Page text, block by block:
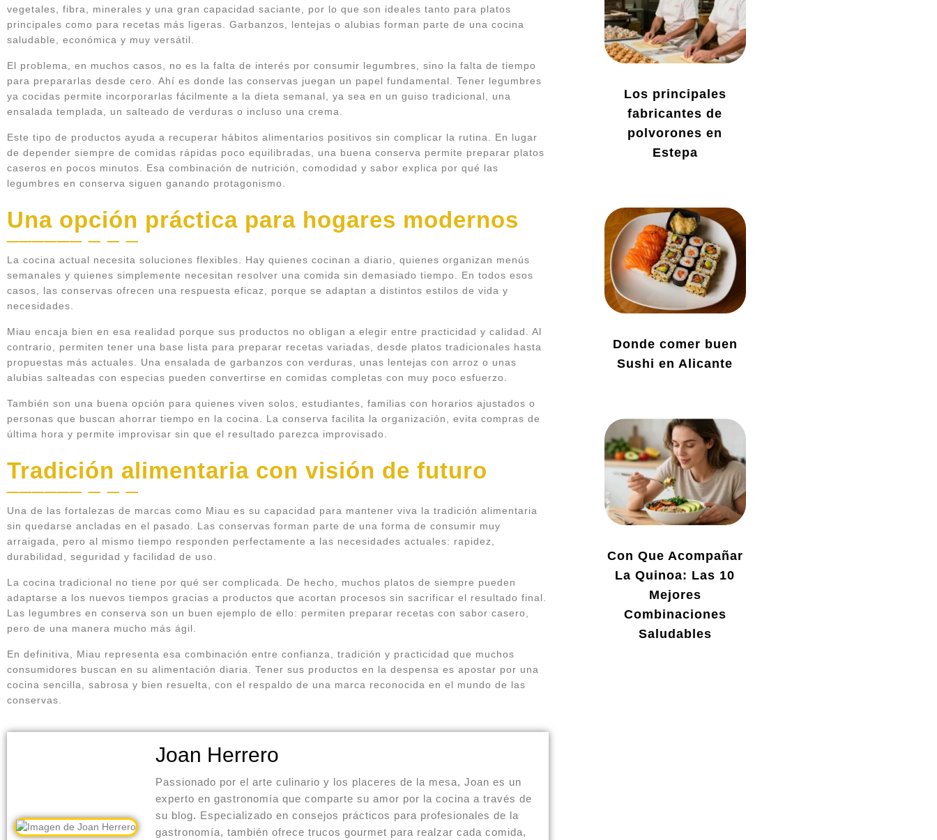
vegetales, fibra, minerales y una gran capacidad saciante, por lo que son ideales tanto para platos
principales como para recetas más ligeras. Garbanzos, lentejas o alubias forman parte de una cocina
saludable, económica y muy versátil.
El problema, en muchos casos, no es la falta de interés por consumir legumbres, sino la falta de tiempo
para prepararlas desde cero. Ahí es donde las conservas juegan un papel fundamental. Tener legumbres
ya cocidas permite incorporarlas fácilmente a la dieta semanal, ya sea en un guiso tradicional, una
ensalada templada, un salteado de verduras o incluso una crema.
Este tipo de productos ayuda a recuperar hábitos alimentarios positivos sin complicar la rutina. En lugar
de depender siempre de comidas rápidas poco equilibradas, una buena conserva permite preparar platos
caseros en pocos minutos. Esa combinación de nutrición, comodidad y sabor explica por qué las
legumbres en conserva siguen ganando protagonismo.
Una opción práctica para hogares modernos
La cocina actual necesita soluciones flexibles. Hay quienes cocinan a diario, quienes organizan menús
semanales y quienes simplemente necesitan resolver una comida sin demasiado tiempo. En todos esos
casos, las conservas ofrecen una respuesta eficaz, porque se adaptan a distintos estilos de vida y
necesidades.
Miau encaja bien en esa realidad porque sus productos no obligan a elegir entre practicidad y calidad. Al
contrario, permiten tener una base lista para preparar recetas variadas, desde platos tradicionales hasta
propuestas más actuales. Una ensalada de garbanzos con verduras, unas lentejas con arroz o unas
alubias salteadas con especias pueden convertirse en comidas completas con muy poco esfuerzo.
También son una buena opción para quienes viven solos, estudiantes, familias con horarios ajustados o
personas que buscan ahorrar tiempo en la cocina. La conserva facilita la organización, evita compras de
última hora y permite improvisar sin que el resultado parezca improvisado.
Tradición alimentaria con visión de futuro
Una de las fortalezas de marcas como Miau es su capacidad para mantener viva la tradición alimentaria
sin quedarse ancladas en el pasado. Las conservas forman parte de una forma de consumir muy
arraigada, pero al mismo tiempo responden perfectamente a las necesidades actuales: rapidez,
durabilidad, seguridad y facilidad de uso.
La cocina tradicional no tiene por qué ser complicada. De hecho, muchos platos de siempre pueden
adaptarse a los nuevos tiempos gracias a productos que acortan procesos sin sacrificar el resultado final.
Las legumbres en conserva son un buen ejemplo de ello: permiten preparar recetas con sabor casero,
pero de una manera mucho más ágil.
En definitiva, Miau representa esa combinación entre confianza, tradición y practicidad que muchos
consumidores buscan en su alimentación diaria. Tener sus productos en la despensa es apostar por una
cocina sencilla, sabrosa y bien resuelta, con el respaldo de una marca reconocida en el mundo de las
conservas.
Joan Herrero
Passionado por el arte culinario y los placeres de la mesa, Joan es un
experto en gastronomía que comparte su amor por la cocina a través de
su blog. Especializado en consejos prácticos para profesionales de la
gastronomía, también ofrece trucos gourmet para realzar cada comida,
Los principales
fabricantes de
polvorones en
Estepa
Donde comer buen
Sushi en Alicante
Con Que Acompañar
La Quinoa: Las 10
Mejores
Combinaciones
Saludables